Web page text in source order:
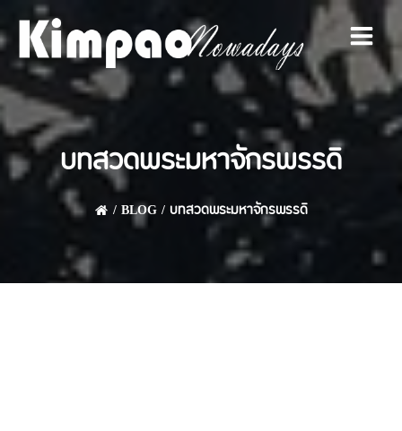
to
content
บทสวดพระมหาจักรพรรดิ
BLOG บทสวดพระมหาจักรพรรดิ